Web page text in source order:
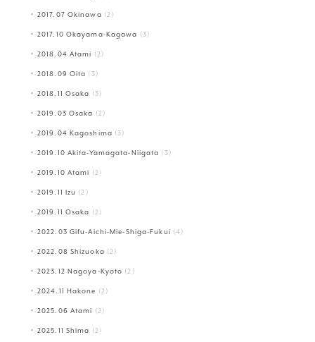
2017.07 Okinawa (2)
2017.10 Okayama-Kagawa (3)
2018.04 Atami (2)
2018.09 Oita (3)
2018.11 Osaka (3)
2019.03 Osaka (2)
2019.04 Kagoshima (3)
2019.10 Akita-Yamagata-Niigata (3)
2019.10 Atami (2)
2019.11 Izu (2)
2019.11 Osaka (2)
2022.03 Gifu-Aichi-Mie-Shiga-Fukui (4)
2022.08 Shizuoka (2)
2023.12 Nagoya-Kyoto (2)
2024.11 Hakone (2)
2025.06 Atami (2)
2025.11 Shima (2)